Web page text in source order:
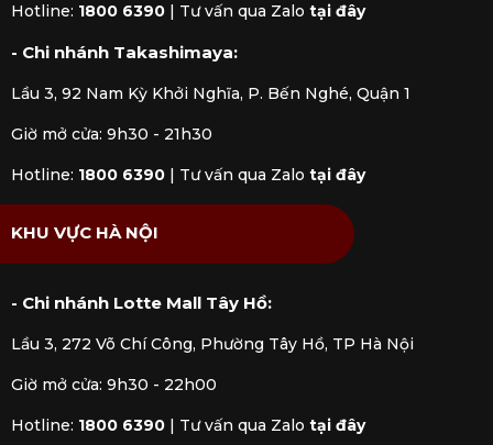
Hotline: 1800 6390 Tư vấn qua Zalo tại đây
- Chi nhánh Takashimaya:
Lầu 3, 92 Nam Kỳ Khởi Nghĩa, P. Bến Nghé, Quận 1
Giờ mở cửa: 9h30 - 21h30
Hotline: 1800 6390 Tư vấn qua Zalo tại đây
KHU VỰC HÀ NỘI
- Chi nhánh Lotte Mall Tây Hồ:
Lầu 3, 272 Võ Chí Công, Phường Tây Hồ, TP Hà Nội
Giờ mở cửa: 9h30 - 22h00
Hotline: 1800 6390 Tư vấn qua Zalo tại đây